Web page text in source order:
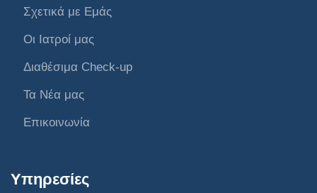
Σχετικά με Εμάς
Οι Ιατροί μας
Διαθέσιμα Check-up
Τα Νέα μας
Επικοινωνία
Υπηρεσίες